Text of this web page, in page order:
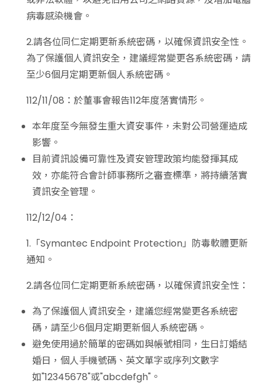
病毒感染機會。
2.請各位同仁定期更新系統密碼，以確保資訊安全性。
為了保護個人資訊安全，建議經常變更各系統密碼，請
至少6個月定期更新個人系統密碼。
112/11/08：於董事會報告112年度落實情形。
本年度至今無發生重大資安事件，未對公司營運造成
影響。
目前資訊設備可靠性及資安管理政策均能發揮其成
效，亦能符合會計師事務所之審查標準，將持續落實
資訊安全管理。
112/12/04：
1.「Symantec Endpoint Protection」防毒軟體更新
通知。
2.請各位同仁定期更新系統密碼，以確保資訊安全性：
為了保護個人資訊安全，建議您經常變更各系統密
碼，請至少6個月定期更新個人系統密碼。
避免使用過於簡單的密碼如與帳號相同，生日訂婚結
婚日，個人手機號碼、英文單字或序列文數字
如"12345678"或"abcdefgh"。